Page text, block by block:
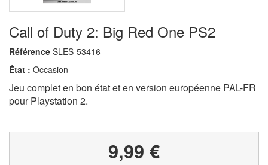
Call of Duty 2: Big Red One PS2
Référence SLES-53416
État : Occasion
Jeu complet en bon état et en version européenne PAL-FR
pour Playstation 2.
9,99 €